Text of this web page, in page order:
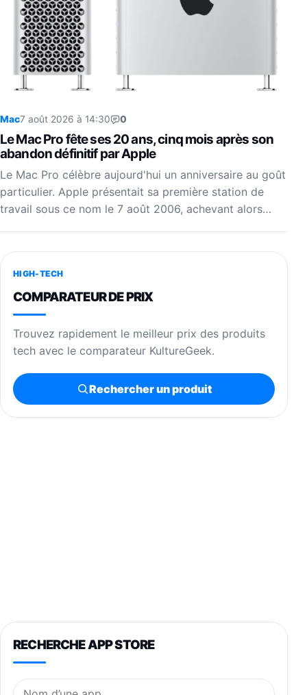
Mac7 août 2026 à 14:30 0
Le Mac Pro fête ses 20 ans, cinq mois après son
abandon définitif par Apple
Le Mac Pro célèbre aujourd'hui un anniversaire au goût
particulier. Apple présentait sa première station de
travail sous ce nom le 7 août 2006, achevant alors…
HIGH-TECH
COMPARATEUR DE PRIX
Trouvez rapidement le meilleur prix des produits
tech avec le comparateur KultureGeek.
Rechercher un produit
RECHERCHE APP STORE
Nom de l’application